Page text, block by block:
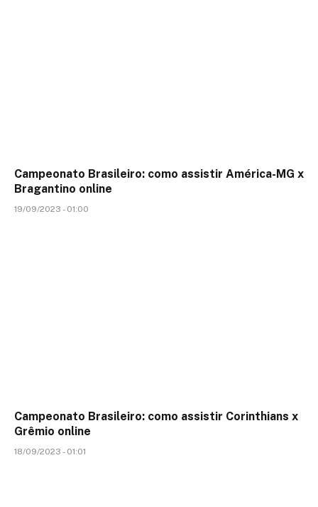
Campeonato Brasileiro: como assistir América-MG x
Bragantino online
19/09/2023 - 01:00
Campeonato Brasileiro: como assistir Corinthians x
Grêmio online
18/09/2023 - 01:01